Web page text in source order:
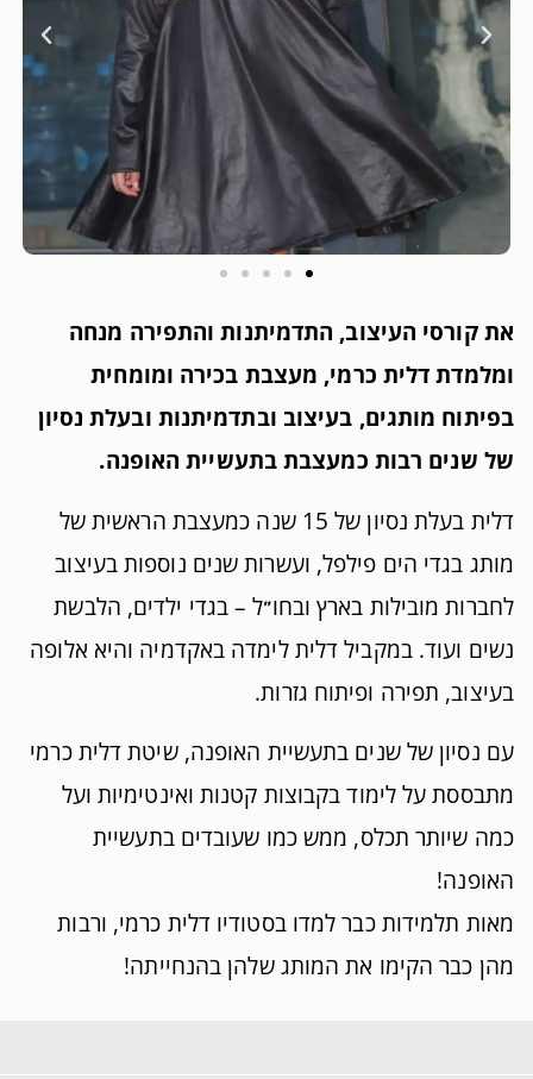
את קורסי העיצוב, התדמיתנות והתפירה מנחה
ומלמדת דלית כרמי, מעצבת בכירה ומומחית
בפיתוח מותגים, בעיצוב ובתדמיתנות ובעלת נסיון
של שנים רבות כמעצבת בתעשיית האופנה.
דלית בעלת נסיון של 15 שנה כמעצבת הראשית של
מותג בגדי הים פילפל, ועשרות שנים נוספות בעיצוב
לחברות מובילות בארץ ובחו״ל – בגדי ילדים, הלבשת
נשים ועוד. במקביל דלית לימדה באקדמיה והיא אלופה
בעיצוב, תפירה ופיתוח גזרות.
עם נסיון של שנים בתעשיית האופנה, שיטת דלית כרמי
מתבססת על לימוד בקבוצות קטנות ואינטימיות ועל
כמה שיותר תכלס, ממש כמו שעובדים בתעשיית
האופנה!
מאות תלמידות כבר למדו בסטודיו דלית כרמי, ורבות
מהן כבר הקימו את המותג שלהן בהנחייתה!